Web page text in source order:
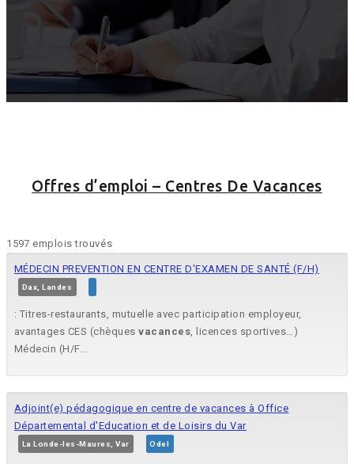
Offres d’emploi – Centres De Vacances
1597 emplois trouvés
MÉDECIN PREVENTION EN CENTRE D'EXAMEN DE SANTÉ (F/H)
Dax, Landes
: Titres-restaurants, mutuelle avec participation employeur,
avantages CES (chèquesvacances, licences sportives…)
Médecin (H/F...
Adjoint(e) pédagogique en centre de vacances à Office
Départemental d'Education et de Loisirs du Var
La Londe-les-Maures, Var Odel